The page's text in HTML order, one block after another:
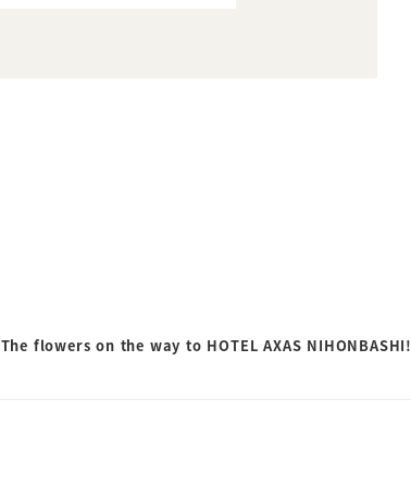
The flowers on the way to HOTEL AXAS NIHONBASHI!